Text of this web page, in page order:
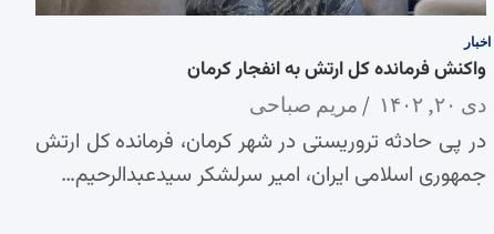
اخبار
واکنش فرمانده کل ارتش به انفجار کرمان
دی ۲۰, ۱۴۰۲ مریم صباحی
در پی حادثه تروریستی در شهر کرمان، فرمانده کل ارتش
جمهوری اسلامی ایران، امیر سرلشکر سید‌عبدالرحیم…